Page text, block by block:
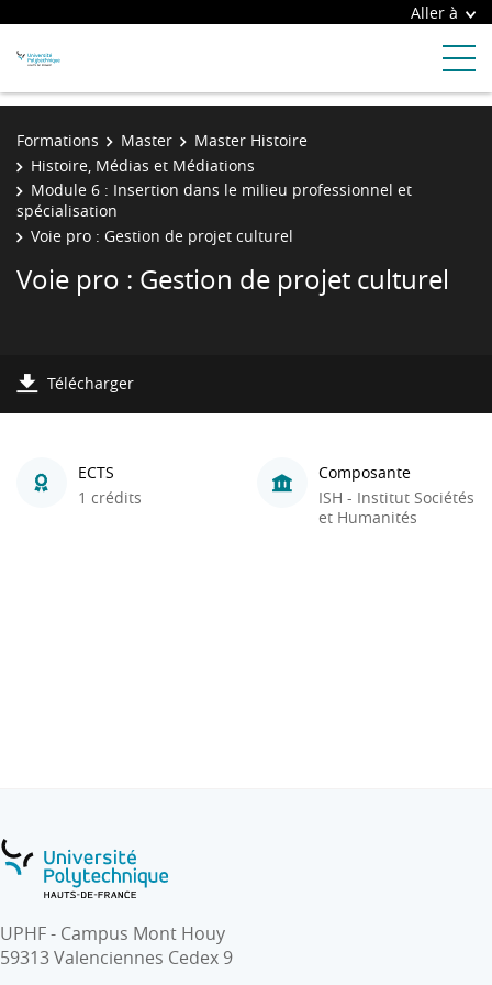
Aller à
Formations Master
Master Histoire
Histoire, Médias et Médiations
Module 6 : Insertion dans le milieu professionnel et
spécialisation
Voie pro : Gestion de projet culturel
Voie pro : Gestion de projet culturel
Télécharger
ECTS
1 crédits
Composante
ISH - Institut Sociétés
et Humanités
UPHF - Campus Mont Houy
59313 Valenciennes Cedex 9